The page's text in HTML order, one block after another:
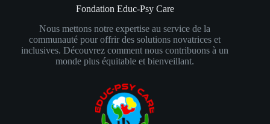
Fondation Educ-Psy Care
Nous mettons notre expertise au service de la
communauté pour offrir des solutions novatrices et
inclusives. Découvrez comment nous contribuons à un
monde plus équitable et bienveillant.